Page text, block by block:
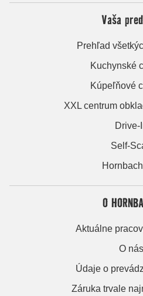
Vaša
Prehľad
Kuchynské
Kúpeľňové
XXL centrum
Drive-
Self-
O
Aktuálne
O nás
Údaje o
Záruka trvale